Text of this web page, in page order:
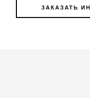
ЗАКАЗАТЬ